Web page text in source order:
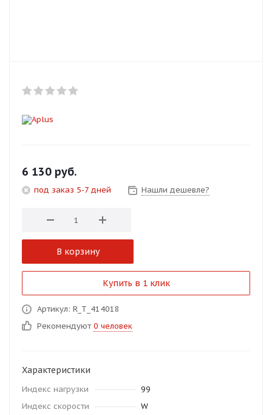
6 130 руб.
под заказ 5-7 дней Нашли дешевле?
В корзину
Купить в 1 клик
Артикул: R_T_414018
Рекомендуют 0 человек
Характеристики
Индекс нагрузки
99
Индекс скорости
W
Оплачивайте сегодня только
Оставшиеся
% будут
% каждые 2 недели
об оплате Плайтом
недели
plait.ru